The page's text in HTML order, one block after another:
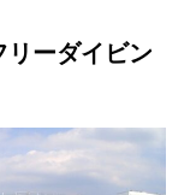
ーダイビン